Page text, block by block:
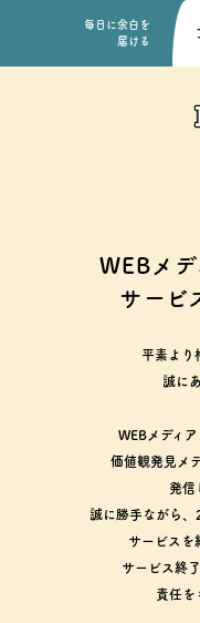
毎日に余白を
届ける
WEBメ
サービ
平素より
誠に
WEBメディ
価値観発見メ
発信
誠に勝手ながら
サービスを
サービス終
責任を